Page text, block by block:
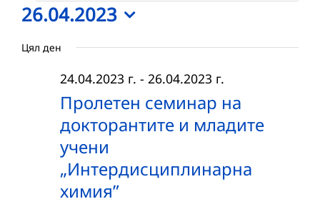
Събития
for
26.04.2023
26.04.2023
date.
Цял ден
Пролетен семинар на
докторантите и младите
учени
„Интердисциплинарна
химия”
24.04.2023 г. - 26.04.2023 г.